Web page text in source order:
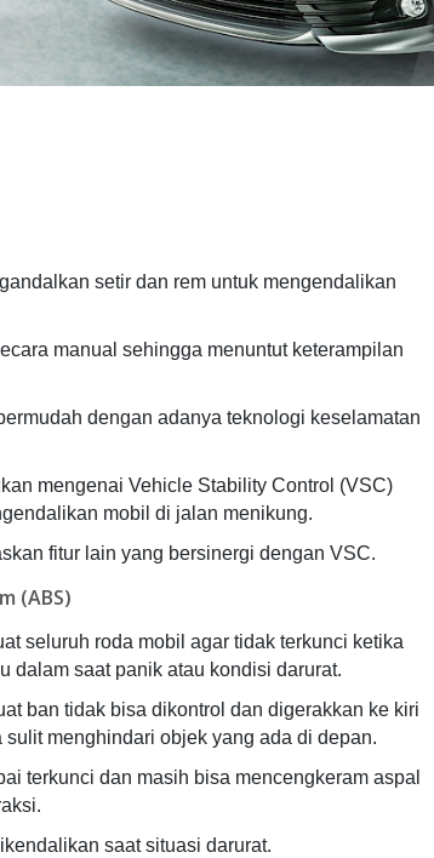
setir dan rem untuk mengendalikan
manual sehingga menuntut keterampilan
dengan adanya teknologi keselamatan
mengenai Vehicle Stability Control (VSC)
mobil di jalan menikung.
fitur lain yang bersinergi dengan VSC.
(ABS)
seluruh roda mobil agar tidak terkunci ketika
dalam saat panik atau kondisi darurat.
ban tidak bisa dikontrol dan digerakkan ke kiri
menghindari objek yang ada di depan.
terkunci dan masih bisa mencengkeram aspal
saat situasi darurat.